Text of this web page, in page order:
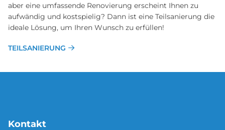
aber eine umfassende Renovierung erscheint Ihnen zu
aufwändig und kostspielig? Dann ist eine Teilsanierung die
ideale Lösung, um Ihren Wunsch zu erfüllen!
TEILSANIERUNG
Kontakt